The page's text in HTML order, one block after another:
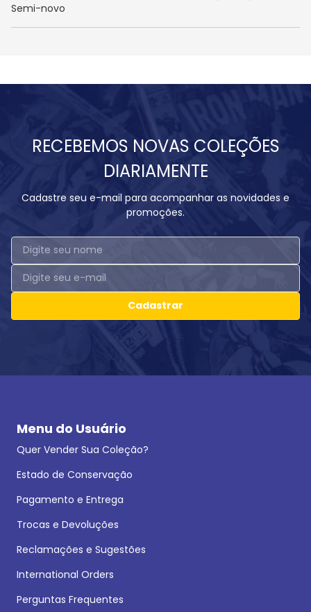
Semi-novo
RECEBEMOS NOVAS COLEÇÕES
DIARIAMENTE
Cadastre seu e-mail para acompanhar as novidades e
promoções.
Cadastrar
Menu do Usuário
Quer Vender Sua Coleção?
Estado de Conservação
Pagamento e Entrega
Trocas e Devoluções
Reclamações e Sugestões
International Orders
Perguntas Frequentes